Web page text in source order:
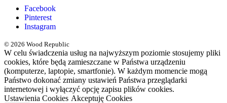
Facebook
Pinterest
Instagram
© 2026 Wood Republic
W celu świadczenia usług na najwyższym poziomie stosujemy pliki
cookies, które będą zamieszczane w Państwa urządzeniu
(komputerze, laptopie, smartfonie). W każdym momencie mogą
Państwo dokonać zmiany ustawień Państwa przeglądarki
internetowej i wyłączyć opcję zapisu plików cookies.
Ustawienia Cookies Akceptuję Cookies